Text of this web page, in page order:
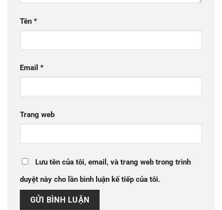
Tên *
Email *
Trang web
Lưu tên của tôi, email, và trang web trong trình
duyệt này cho lần bình luận kế tiếp của tôi.